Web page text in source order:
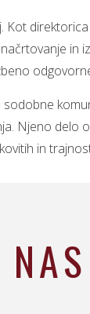
Kot
Njeno
in
NAS